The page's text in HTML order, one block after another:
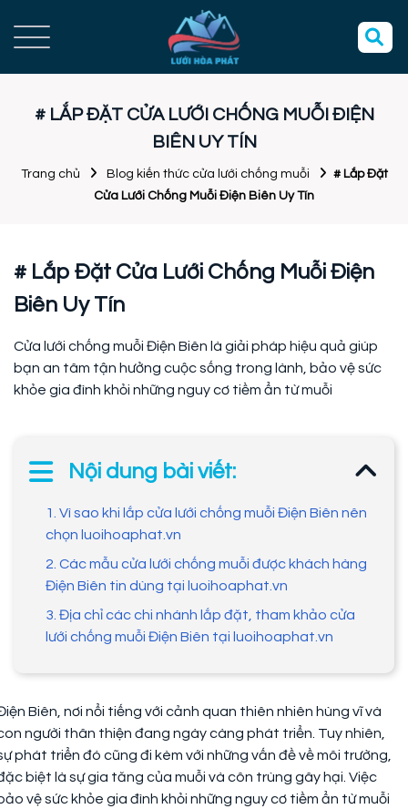
# LẮP ĐẶT CỬA LƯỚI CHỐNG MUỖI ĐIỆN
BIÊN UY TÍN
Trang chủ Blog kiến thức cửa lưới chống muỗi
# Lắp Đặt
Cửa Lưới Chống Muỗi Điện Biên Uy Tín
# Lắp Đặt Cửa Lưới Chống Muỗi Điện
Biên Uy Tín
Cửa lưới chống muỗi Điện Biên là giải pháp hiệu quả giúp
bạn an tâm tận hưởng cuộc sống trong lành, bảo vệ sức
khỏe gia đình khỏi những nguy cơ tiềm ẩn từ muỗi
Nội dung bài viết:
1. Vì sao khi lắp cửa lưới chống muỗi Điện Biên nên
chọn luoihoaphat.vn
2. Các mẫu cửa lưới chống muỗi được khách hàng
Điện Biên tin dùng tại luoihoaphat.vn
3. Địa chỉ các chi nhánh lắp đặt, tham khảo cửa
lưới chống muỗi Điện Biên tại luoihoaphat.vn
Biên, nơi nổi tiếng với cảnh quan thiên nhiên hùng vĩ và
người thân thiện đang ngày càng phát triển. Tuy nhiên,
phát triển đó cũng đi kèm với những vấn đề về môi trường,
biệt là sự gia tăng của muỗi và côn trùng gây hại. Việc
vệ sức khỏe gia đình khỏi những nguy cơ tiềm ẩn từ muỗi